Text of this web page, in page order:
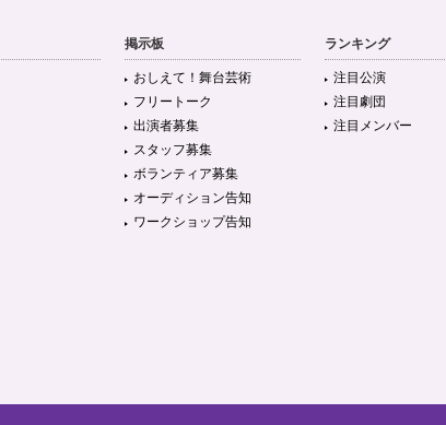
掲示板
おしえて！舞台芸術
フリートーク
出演者募集
スタッフ募集
ボランティア募集
オーディション告知
ワークショップ告知
ランキング
注目公演
注目劇団
注目メンバー